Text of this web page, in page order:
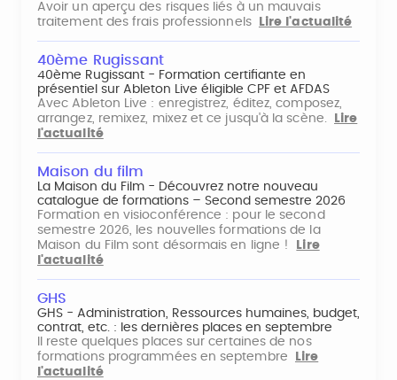
Avoir un aperçu des risques liés à un mauvais
traitement des frais professionnels
Lire l'actualité
40ème Rugissant
40ème Rugissant - Formation certifiante en
présentiel sur Ableton Live éligible CPF et AFDAS
Avec Ableton Live : enregistrez, éditez, composez,
arrangez, remixez, mixez et ce jusqu'à la scène.
Lire
l'actualité
Maison du film
La Maison du Film - Découvrez notre nouveau
catalogue de formations – Second semestre 2026
Formation en visioconférence : pour le second
semestre 2026, les nouvelles formations de la
Maison du Film sont désormais en ligne !
Lire
l'actualité
GHS
GHS - Administration, Ressources humaines, budget,
contrat, etc. : les dernières places en septembre
Il reste quelques places sur certaines de nos
formations programmées en septembre
Lire
l'actualité